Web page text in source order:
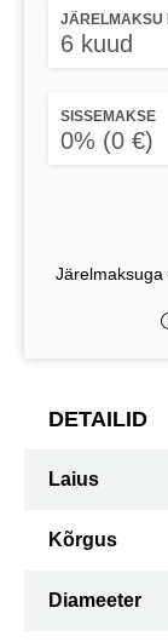
JÄRELMAKSU
6 kuud
SISSEMAKSE
0% (0 €)
DETAILID
Laius
Kõrgus
Diameeter